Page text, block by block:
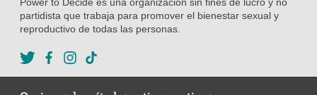
partidista que trabaja para promover el bienestar sexual y
reproductivo de todas las personas.